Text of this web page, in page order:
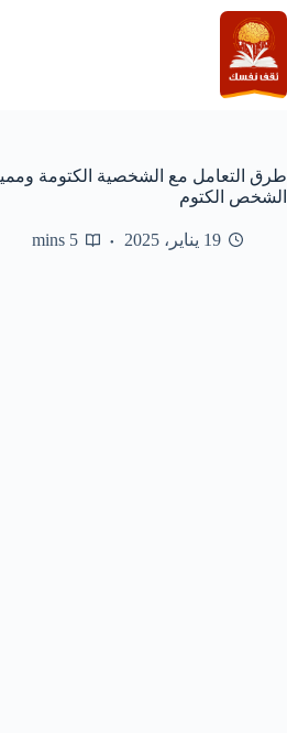
التجاوز
إلى
المحتوى
طرق التعامل مع الشخصية الكتومة
الشخص الكتوم
19 يناير، 2025 5 mins